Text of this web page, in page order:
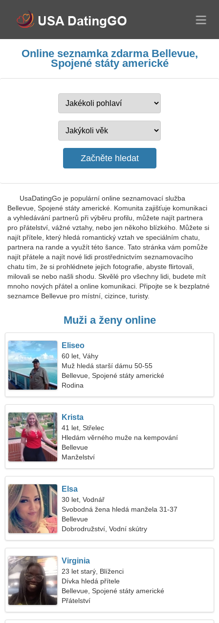
Online seznamka zdarma Bellevue,
Spojené státy americké
UsaDatingGo je populární online seznamovací služba
Bellevue, Spojené státy americké. Komunita zajišťuje komunikaci
a vyhledávání partnerů při výběru profilu, můžete najít partnera
pro přátelství, vážné vztahy, nebo jen někoho blízkého. Můžete si
najít přítele, který hledá romantický vztah ve speciálním chatu,
partnera na rande a využít této šance. Tato stránka vám pomůže
najít přátele a najít nové lidi prostřednictvím seznamovacího
chatu tím, že si prohlédnete jejich fotografie, abyste flirtovali,
milovali se nebo našli shodu. Skvělé pro všechny lidi, budete mít
mnoho nových přátel a online komunikaci. Připojte se k bezplatné
seznamce Bellevue pro místní, cizince, turisty.
Muži a ženy online
Eliseo
60 let, Váhy
Muž hledá starší dámu 50-55
Bellevue, Spojené státy americké
Rodina
Krista
41 let, Střelec
Hledám věrného muže na kempování
Bellevue
Manželství
Elsa
30 let, Vodnář
Svobodná žena hledá manžela 31-37
Bellevue
Dobrodružství, Vodní skútry
Virginia
23 let starý, Blíženci
Dívka hledá přítele
Bellevue, Spojené státy americké
Přátelství